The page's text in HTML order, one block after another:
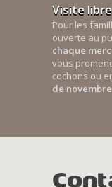
Visite
Pour les
ouverte au
chaque
vous
cochons ou
de